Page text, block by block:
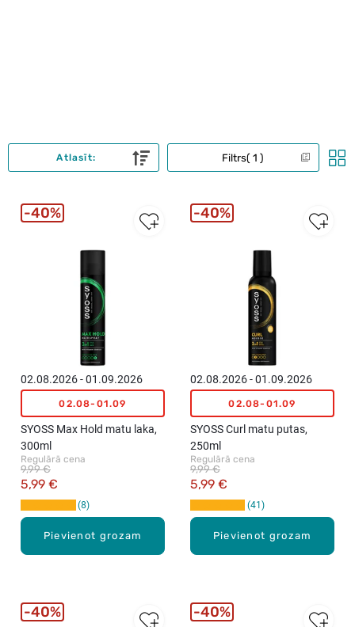
Filtrs 1
Atlasīt:
Pievienot grozam
02.08.2026 - 01.09.2026
02.08-01.09
SYOSS Max Hold matu laka,
300ml
Regulārā cena
5,99 €
9,99 €
8
40%
Pievienot grozam
02.08.2026 - 01.09.2026
02.08-01.09
SYOSS Curl matu putas,
250ml
Regulārā cena
5,99 €
9,99 €
41
40%
40% 40%